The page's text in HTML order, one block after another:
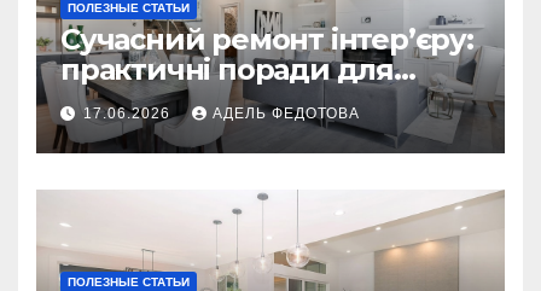
ПОЛЕЗНЫЕ СТАТЬИ
Сучасний ремонт інтер’єру:
практичні поради для
українських власників
17.06.2026 АДЕЛЬ ФЕДОТОВА
ПОЛЕЗНЫЕ СТАТЬИ